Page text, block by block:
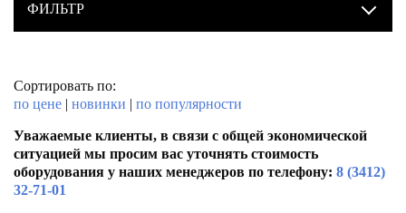
ФИЛЬТР
Сортировать по:
по цене | новинки | по популярности
Уважаемые клиенты, в связи с общей экономической
ситуацией мы просим вас уточнять стоимость
оборудования у наших менеджеров по телефону: 8 (3412)
32-71-01